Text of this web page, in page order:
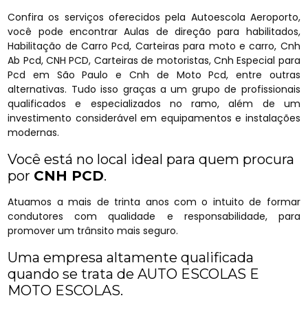
Confira os serviços oferecidos pela Autoescola Aeroporto,
você pode encontrar Aulas de direção para habilitados,
Habilitação de Carro Pcd, Carteiras para moto e carro, Cnh
Ab Pcd, CNH PCD, Carteiras de motoristas, Cnh Especial para
Pcd em São Paulo e Cnh de Moto Pcd, entre outras
alternativas. Tudo isso graças a um grupo de profissionais
qualificados e especializados no ramo, além de um
investimento considerável em equipamentos e instalações
modernas.
Você está no local ideal para quem procura
por CNH PCD.
Atuamos a mais de trinta anos com o intuito de formar
condutores com qualidade e responsabilidade, para
promover um trânsito mais seguro.
Uma empresa altamente qualificada
quando se trata de AUTO ESCOLAS E
MOTO ESCOLAS.